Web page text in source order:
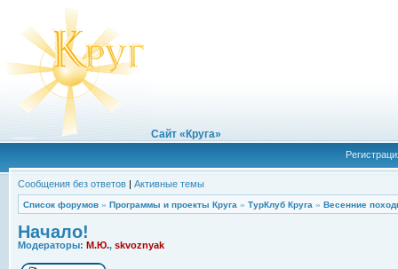
Сайт «Круга»
Сообщения без ответов | Активные темы
Список форумов » Программы и проекты Круга » ТурКлуб Круга » Весенние
Начало!
Модераторы: М.Ю., skvoznyak